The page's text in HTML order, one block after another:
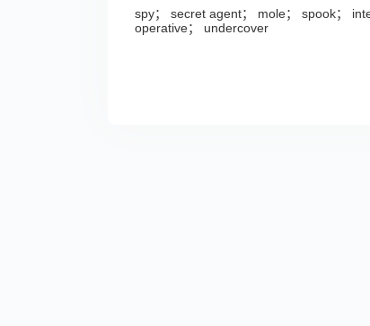
spy； secret agent； mole； spook；
operative； undercover